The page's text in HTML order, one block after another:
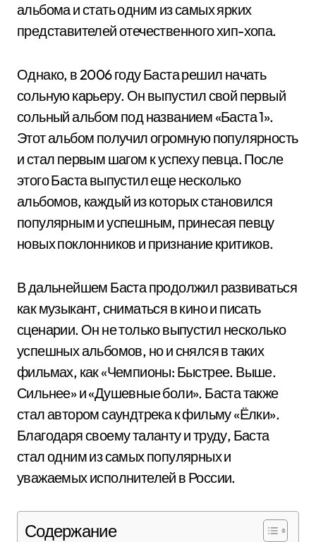
альбома и стать одним из самых ярких
представителей отечественного хип-хопа.
Однако, в 2006 году Баста решил начать
сольную карьеру. Он выпустил свой первый
сольный альбом под названием «Баста 1».
Этот альбом получил огромную популярность
и стал первым шагом к успеху певца. После
этого Баста выпустил еще несколько
альбомов, каждый из которых становился
популярным и успешным, принесая певцу
новых поклонников и признание критиков.
В дальнейшем Баста продолжил развиваться
как музыкант, сниматься в кино и писать
сценарии. Он не только выпустил несколько
успешных альбомов, но и снялся в таких
фильмах, как «Чемпионы: Быстрее. Выше.
Сильнее» и «Душевные боли». Баста также
стал автором саундтрека к фильму «Ёлки».
Благодаря своему таланту и труду, Баста
стал одним из самых популярных и
уважаемых исполнителей в России.
Содержание